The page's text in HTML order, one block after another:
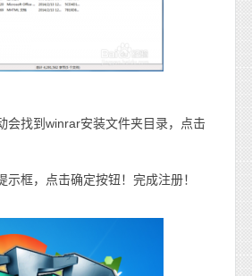
会找到winrar安装文件夹目录，点击
示框，点击确定按钮！完成注册！